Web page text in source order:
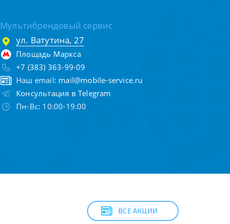
Мультибрендовый сервис
ул. Ватутина, 27
Площадь Маркса
+7 (383) 363-99-09
Наш email: mail@mobile-service.ru
Консультация в Telegram
Пн-Вс: 10:00-19:00
ВСЕ АКЦИИ